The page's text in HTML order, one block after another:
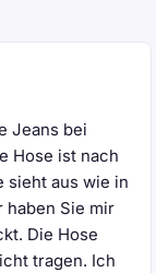
Jeans bei
Hose ist nach
sieht aus wie in
haben Sie mir
Die Hose
tragen. Ich